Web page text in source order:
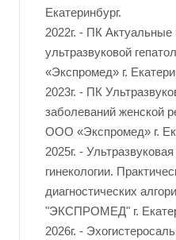
Екатеринбург.
2022г. - ПК Актуальные
ультразвуковой
«Экспромед» г.
2023г. - ПК
заболеваний женской
ООО «Экспромед» г.
2025г. -
гинекологии.
диагностических
"ЭКСПРОМЕД" г.
2026г. -